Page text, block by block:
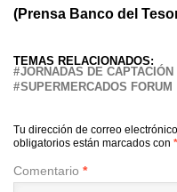
(Prensa Banco del
TEMAS RELACIONADOS:
JORNADAS DE
SUPERMERCADOS FORUM
Tu dirección de correo
obligatorios están marcados con *
Comentario *